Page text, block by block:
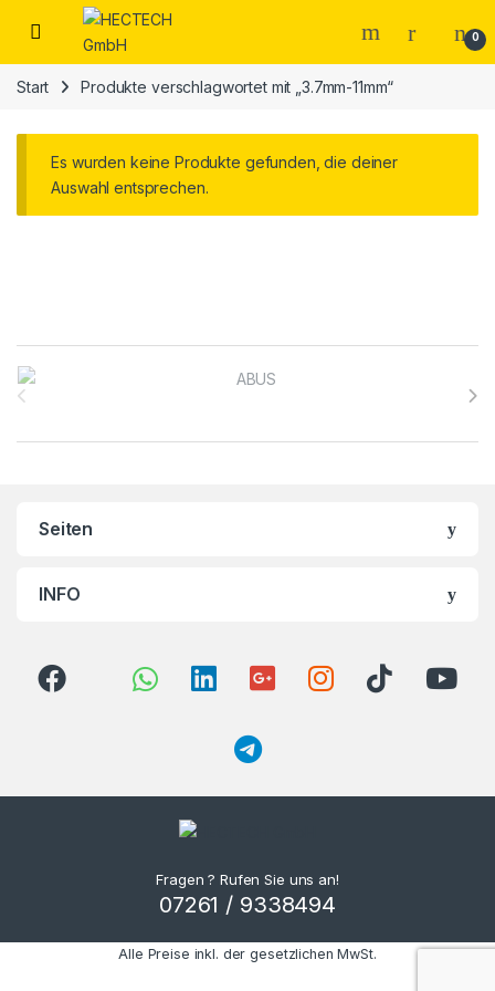
Open 0
Start Produkte verschlagwortet mit „3.7mm-11mm“
Es wurden keine Produkte gefunden, die deiner
Auswahl entsprechen.
Brands Carousel
Seiten
INFO
Fragen ? Rufen Sie uns an!
07261 / 9338494
Alle Preise inkl. der gesetzlichen MwSt.